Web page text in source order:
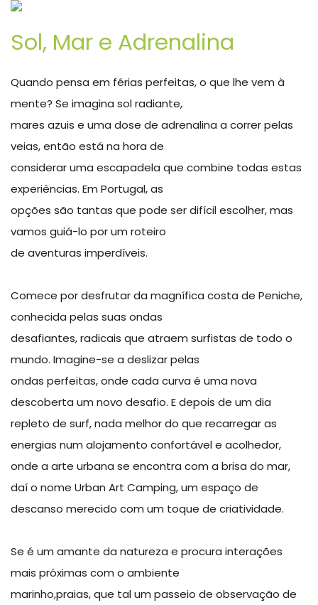
Sol, Mar e Adrenalina
Quando pensa em férias perfeitas, o que lhe vem à
mente? Se imagina sol radiante,
mares azuis e uma dose de adrenalina a correr pelas
veias, então está na hora de
considerar uma escapadela que combine todas estas
experiências. Em Portugal, as
opções são tantas que pode ser difícil escolher, mas
vamos guiá-lo por um roteiro
de aventuras imperdíveis.
Comece por desfrutar da magnífica costa de Peniche,
conhecida pelas suas ondas
desafiantes, radicais que atraem surfistas de todo o
mundo. Imagine-se a deslizar pelas
ondas perfeitas, onde cada curva é uma nova
descoberta um novo desafio. E depois de um dia
repleto de surf, nada melhor do que recarregar as
energias num alojamento confortável e acolhedor,
onde a arte urbana se encontra com a brisa do mar,
daí o nome Urban Art Camping, um espaço de
descanso merecido com um toque de criatividade.
Se é um amante da natureza e procura interações
mais próximas com o ambiente
marinho,praias, que tal um passeio de observação de